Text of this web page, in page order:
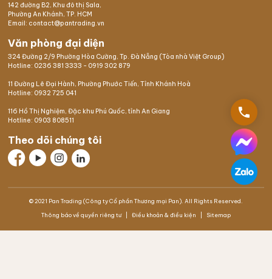
142 đường B2, Khu đô thị Sala,
Phường An Khánh, TP. HCM
Email: contact@pantrading.vn
Văn phòng đại diện
324 Đường 2/9 Phường Hòa Cường, Tp. Đà Nẵng (Tòa nhà Việt Group)
Hotline: 0236 381 3333 - 0919 302 879
11 Đường Lê Đại Hành, Phường Phước Tiến, Tỉnh Khánh Hoà
Hotline: 0932 725 041
116 Hồ Thị Nghiệm, Đặc khu Phú Quốc, tỉnh An Giang
Hotline: 0903 808511
Theo dõi chúng tôi
© 2021 Pan Trading (Công ty Cổ phần Thương mại Pan). All Rights Reserved.
Thông báo về quyền riêng tư Điều khoản & điều kiện Sitemap
phone